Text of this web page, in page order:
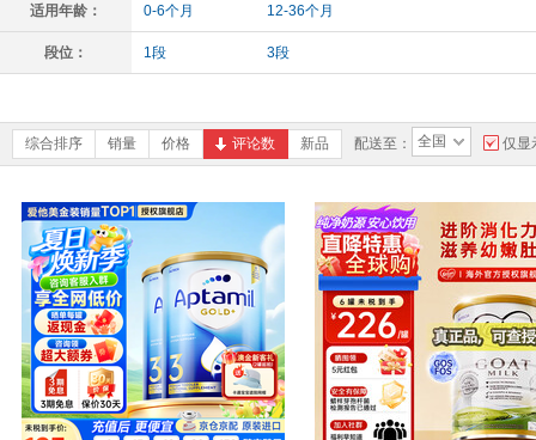
适用年龄： 0-6个月 12-36个月
段位： 1段 3段
综合排序 销量 价格 评论数 新品 配送至： 全国 仅显